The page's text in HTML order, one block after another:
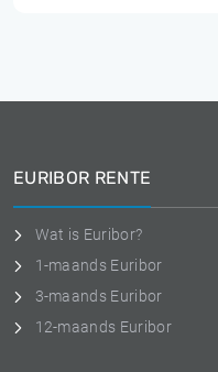
EURIBOR RENTE
Wat is Euribor?
1-maands Euribor
3-maands Euribor
12-maands Euribor